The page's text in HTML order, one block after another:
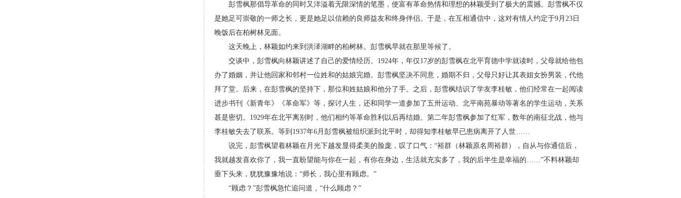
彭雪枫那倡导革命的同时又洋溢着无限深情的笔墨，使富有革命热情和理想的林颖受到了极大的震撼。彭雪枫不仅
是她足可崇敬的一师之长，更是她足以信赖的良师益友和终身伴侣。于是，在互相通信中，这对有情人约定于9月 23 日
晚饭后在柏树林见面。
这天晚上，林颖如约来到洪泽湖畔的柏树林。彭雪枫早就在那里等候了。
交谈中，彭雪枫向林颖讲述了自己的爱情经历。 1924年，年仅 17岁的彭雪枫在北平育德中学就读时，父母就给他包
办了婚姻，并让他回家和邻村一位姓和的姑娘完婚。彭雪枫坚决不同意，婚期不归，父母只好让其表姐女扮男装，代他
拜了堂。后来，在彭雪枫的坚持下，那位和姓姑娘和他分了手。之后，彭雪枫结识了学友李桂敏，他们经常在一起阅读
进步书刊《新青年》《革命军》等，探讨人生，还和同学一道参加了五卅运动、北平南苑暴动等著名的学生运动，关系
甚是密切。 1929年在北平离别时，他们相约等革命胜利以后再结婚。第二年彭雪枫参加了红军，数年的南征北战，他与
李桂敏失去了联系。等到 1937年6月彭雪枫被组织派到北平时，却得知李桂敏早已患病离开了人世……
说完，彭雪枫望着林颖在月光下越发显得柔美的脸庞，叹了口气：“裕群（林颖原名周裕群），自从与你通信后，
我就越发喜欢你了，我一直盼望能与你在一起，有你在身边，生活就充实多了，我的后半生是幸福的……”不料林颖却
垂下头来，犹犹豫豫地说：“师长，我心里有顾虑。”
“顾虑？”彭雪枫急忙追问道，“什么顾虑？”